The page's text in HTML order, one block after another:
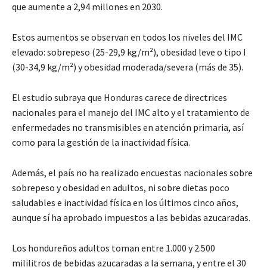
que aumente a 2,94 millones en 2030.
Estos aumentos se observan en todos los niveles del IMC
elevado: sobrepeso (25-29,9 kg/m²), obesidad leve o tipo I
(30-34,9 kg/m²) y obesidad moderada/severa (más de 35).
El estudio subraya que Honduras carece de directrices
nacionales para el manejo del IMC alto y el tratamiento de
enfermedades no transmisibles en atención primaria, así
como para la gestión de la inactividad física.
Además, el país no ha realizado encuestas nacionales sobre
sobrepeso y obesidad en adultos, ni sobre dietas poco
saludables e inactividad física en los últimos cinco años,
aunque sí ha aprobado impuestos a las bebidas azucaradas.
Los hondureños adultos toman entre 1.000 y 2.500
mililitros de bebidas azucaradas a la semana, y entre el 30